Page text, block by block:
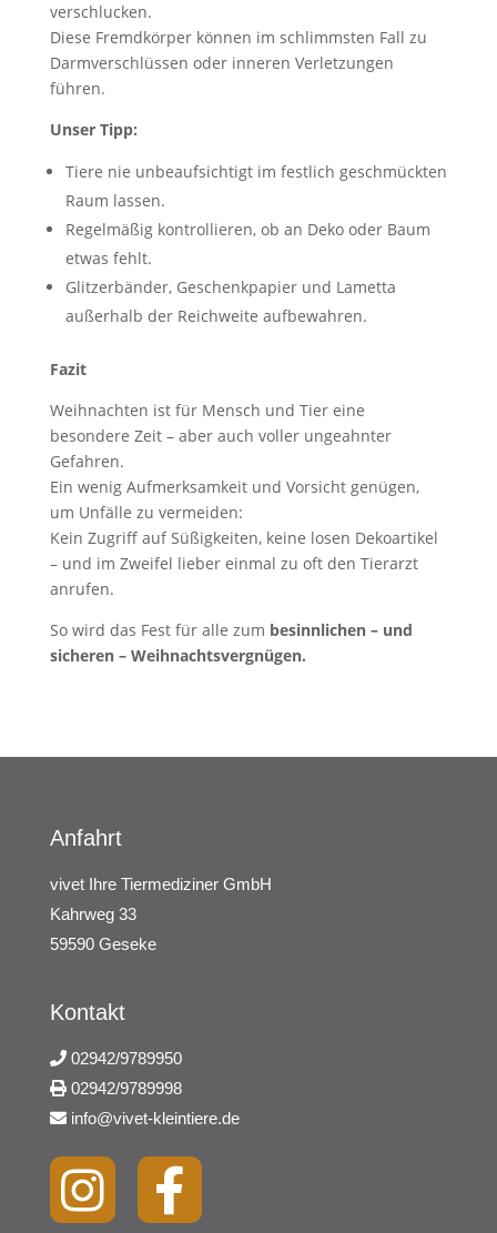
verschlucken.
Diese Fremdkörper können im schlimmsten Fall zu
Darmverschlüssen oder inneren Verletzungen
führen.
Unser Tipp:
Tiere nie unbeaufsichtigt im festlich geschmückten
Raum lassen.
Regelmäßig kontrollieren, ob an Deko oder Baum
etwas fehlt.
Glitzerbänder, Geschenkpapier und Lametta
außerhalb der Reichweite aufbewahren.
Fazit
Weihnachten ist für Mensch und Tier eine
besondere Zeit – aber auch voller ungeahnter
Gefahren.
Ein wenig Aufmerksamkeit und Vorsicht genügen,
um Unfälle zu vermeiden:
Kein Zugriff auf Süßigkeiten, keine losen Dekoartikel
– und im Zweifel lieber einmal zu oft den Tierarzt
anrufen.
So wird das Fest für alle zum besinnlichen – und
sicheren – Weihnachtsvergnügen.
Anfahrt
vivet Ihre Tiermediziner GmbH
Kahrweg 33
59590 Geseke
Kontakt
02942/9789950
02942/9789998
info@vivet-kleintiere.de